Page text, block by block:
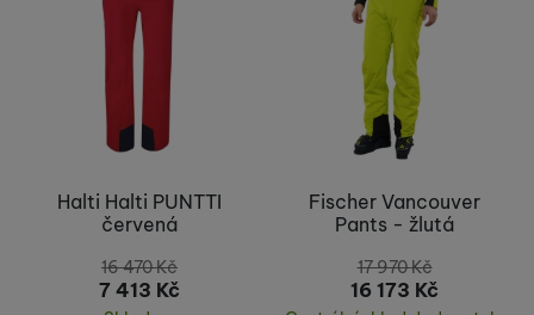
Halti Halti PUNTTI
červená
16 470Kč
7 413 Kč
Fischer Vancouver
Pants - žlutá
17 970Kč
16 173 Kč